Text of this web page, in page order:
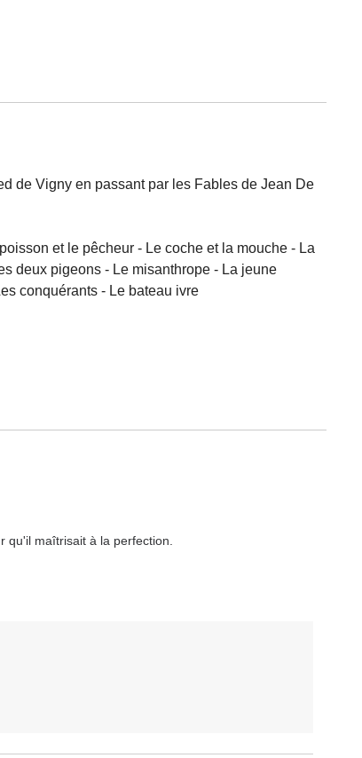
de Vigny en passant par les Fables de Jean De
et le pêcheur - Le coche et la mouche - La
deux pigeons - Le misanthrope - La jeune
conquérants - Le bateau ivre
qu'il maîtrisait à la perfection.